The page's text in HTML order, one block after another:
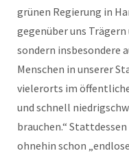
grünen Regierung in
gegenüber uns
sondern insbesondere
Menschen in unserer
vielerorts im
und schnell
brauchen.“
ohnehin schon